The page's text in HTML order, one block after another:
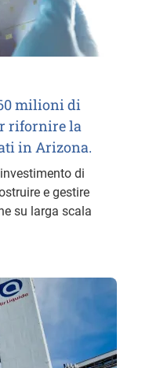
milioni di
rifornire la
in Arizona.
di
e gestire
su larga scala